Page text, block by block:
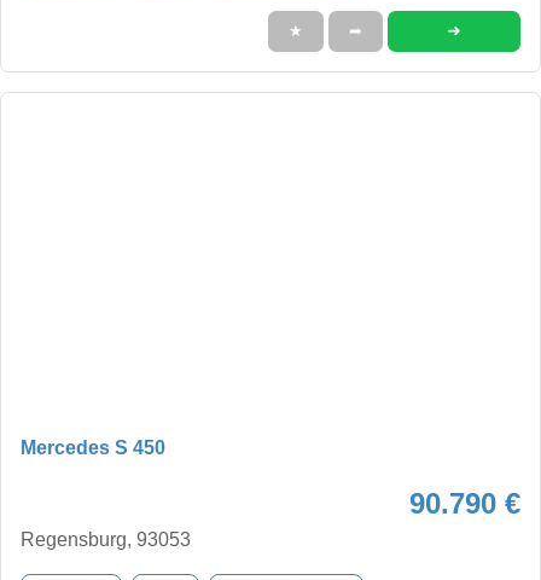
★ ➦ ➜
Mercedes S 450
90.790 €
Regensburg, 93053